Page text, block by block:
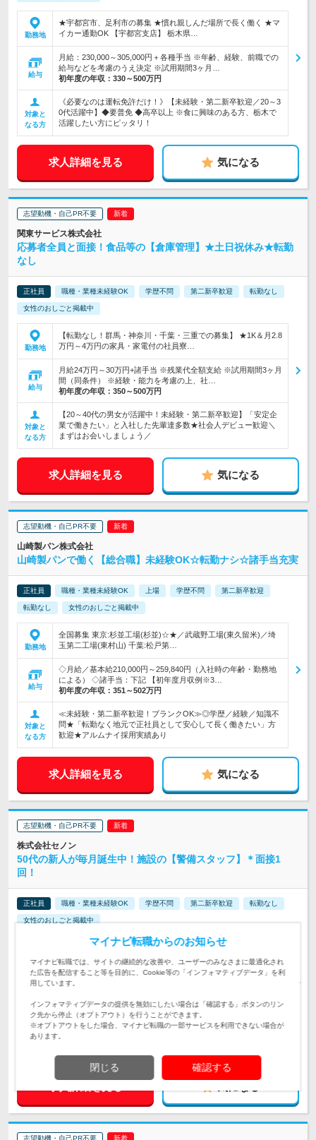
勤務地
★宇都宮市、足利市の募集 ★慣れ親しんだ場所で長く働く ★マ
イカー通勤OK 【宇都宮支店】 栃木県…
給与
月給：230,000～305,000円＋各種手当 ※年齢、経験、前職での
給与などを考慮のうえ決定 ※試用期間3ヶ月…
初年度の年収： 330～500万円
対象と
なる方
《必要なのは運転免許だけ！》【未経験・第二新卒歓迎／20～3
0代活躍中】◆要普免 ◆高卒以上 ※食に興味のある方、栃木で
活躍したい方にピッタリ！
求人詳細を見る 気になる
志望動機・自己PR不要
関東サービス株式会社
応募者全員と面接！食品等の【倉庫管理】★土日祝休み★転勤
なし
正社員 職種・業種未経験OK 学歴不問 第二新卒歓迎 転勤なし
女性のおしごと掲載中
勤務地
【転勤なし！群馬・神奈川・千葉・三重での募集】 ★1K＆月2.8
万円～4万円の家具・家電付の社員寮…
給与
月給24万円～30万円+諸手当 ※残業代全額支給 ※試用期間3ヶ月
間（同条件） ※経験・能力を考慮の上、社…
初年度の年収： 350～500万円
対象と
なる方
【20～40代の男女が活躍中！未経験・第二新卒歓迎】「安定企
業で働きたい」と入社した先輩達多数★社会人デビュー歓迎＼
まずはお会いしましょう／
求人詳細を見る 気になる
志望動機・自己PR不要
山崎製パン株式会社
山崎製パンで働く【総合職】未経験OK☆転勤ナシ☆諸手当充実
正社員 職種・業種未経験OK 上場 学歴不問 第二新卒歓迎
転勤なし 女性のおしごと掲載中
勤務地
全国募集 東京:杉並工場(杉並)☆★／武蔵野工場(東久留米)／埼
玉第二工場(東村山) 千葉:松戸第…
給与
◇月給／基本給210,000円～259,840円（入社時の年齢・勤務地
による） ◇諸手当：下記 【初年度月収例※3…
初年度の年収： 351～502万円
対象と
なる方
≪未経験・第二新卒歓迎！ブランクOK≫◎学歴／経験／知識不
問★「転勤なく地元で正社員として安心して長く働きたい」方
歓迎★アルムナイ採用実績あり
求人詳細を見る 気になる
志望動機・自己PR不要
株式会社セノン
50代の新人が毎月誕生中！施設の【警備スタッフ】＊面接1
回！
正社員 職種・業種未経験OK 学歴不問 第二新卒歓迎 転勤なし
女性のおしごと掲載中
勤務地
【転勤なし！全国どこからでも応募OK♪】 ◆全国にあるオフィ
スビル・商業施設に勤務 ＜北海道＞ 北…
月給23万5000円：東京都 月給21万2700円：神奈川県 月給21万
初年度の年収：300～450万円
対象と
【＃カジュアル面談も実施中！いつでも・どこでも気になった
らすぐ応募可能♪】◆高卒以上 ◆経験なども一切不問！⇒50代
志望動機・自己PR不要
マイナビ転職からのお知らせ
マイナビ転職では、サイトの継続的な改善や、ユーザーのみなさまに最適化され
た広告を配信すること等を目的に、Cookie等の「インフォマティブデータ」を利
用しています。
インフォマティブデータの提供を無効にしたい場合は「確認する」ボタンのリン
ク先から停止（オプトアウト）を行うことができます。
※オプトアウトをした場合、マイナビ転職の一部サービスを利用できない場合が
あります。
閉じる 確認する